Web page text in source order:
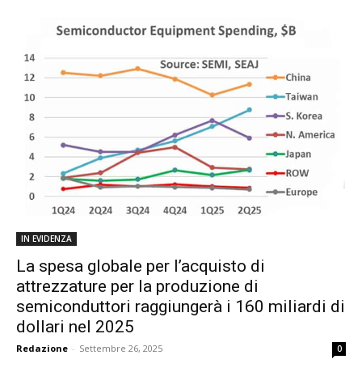
IN EVIDENZA
La spesa globale per l’acquisto di
attrezzature per la produzione di
semiconduttori raggiungerà i 160 miliardi di
dollari nel 2025
Redazione - Settembre 26, 2025 0